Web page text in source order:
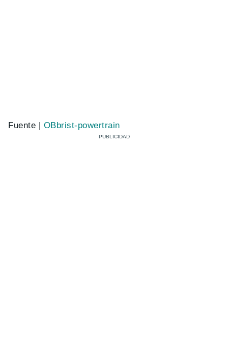
Fuente | OBbrist-powertrain